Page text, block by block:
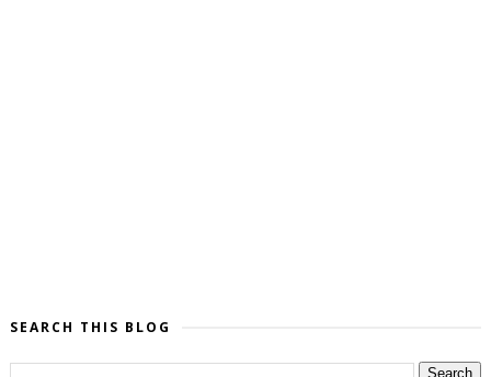
SEARCH THIS BLOG